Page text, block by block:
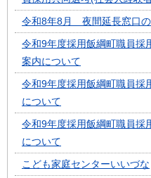
令和8年8月 夜間延長窓口
令和9年度採用飯綱町職員採
案内について
令和9年度採用飯綱町職員採
について
令和9年度採用飯綱町職員採
について
こども家庭センターいいづな